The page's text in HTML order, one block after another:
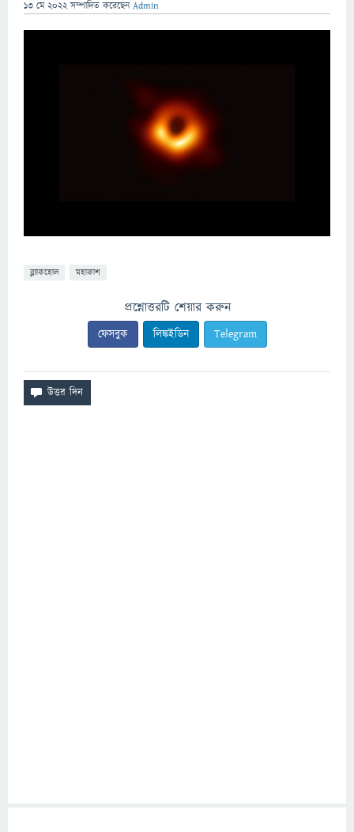
13 মে 2022 সম্পাদিত করেছেনAdmin
ব্ল্যাকহোল মহাকাশ
প্রশ্নোত্তরটি শেয়ার করুন
ফেসবুক লিঙ্কইডিন Telegram